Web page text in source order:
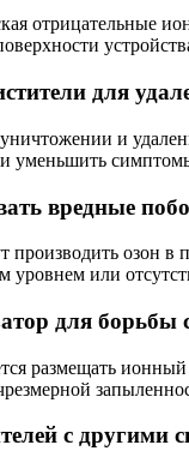
отрицательные
для
и
уменьшить
вредные
озон в
или
для
размещать
с другими